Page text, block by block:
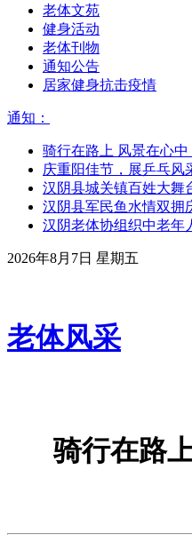
老体文苑
健身活动
老体刊物
通知公告
居家健身抗击疫情
通知：
骑行在路上 风景在心中
庆重阳佳节，展乒乓
汉阴县城关镇百姓大舞
汉阴县军民鱼水情双拥
汉阴老体协组织中老年
2026年8月7日 星期五
老体风采
骑行在路